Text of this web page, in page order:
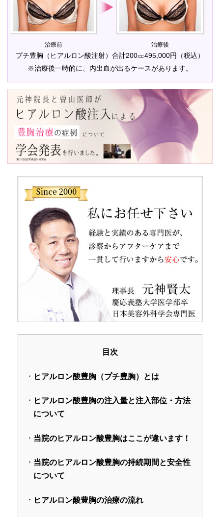
治療前 治療後
プチ豊胸（ヒアルロン酸注射）合計200㏄495,000円（税込）
※治療後一時的に、内出血が出るケースがあります。
目次
ヒアルロン酸豊胸（プチ豊胸）とは
ヒアルロン酸豊胸の注入量と注入部位・方法
について
当院のヒアルロン酸豊胸はここが違います！
当院のヒアルロン酸豊胸の持続期間と安全性
について
ヒアルロン酸豊胸の治療の流れ